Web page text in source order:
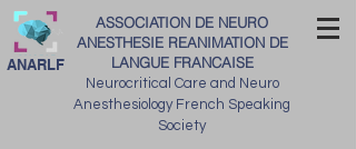
ASSOCIATION DE NEURO
ANESTHESIE REANIMATION DE
LANGUE FRANCAISE
Neurocritical Care and Neuro
Anesthesiology French Speaking
Society
ANARLF